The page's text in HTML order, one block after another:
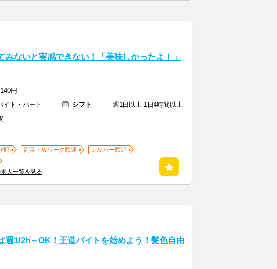
みないと実感できない！「美味しかったよ！」
円
イト・パート シフト
週1日以上 1日4時間以上
迎 副業・Ｗワーク歓迎
シルバー歓迎
人一覧を見る
週1/2h～OK！王道バイトを始めよう！髪色自由